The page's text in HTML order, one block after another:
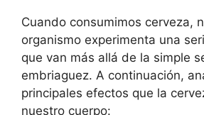
Cuando consumimos cerveza,
organismo experimenta una
que van más allá de la simple
embriaguez. A continuación,
principales efectos que la
nuestro cuerpo: